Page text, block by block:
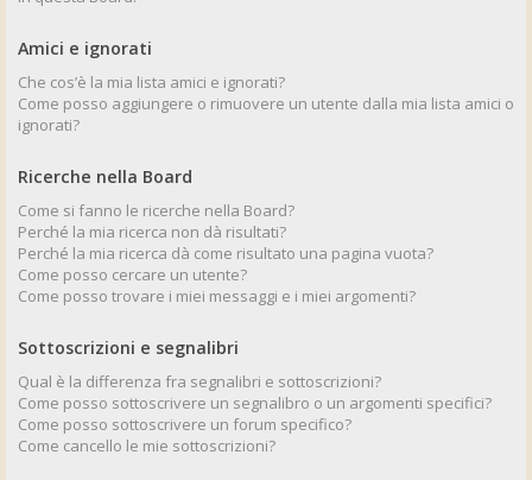
Amici e ignorati
Che cos’è la mia lista amici e ignorati?
Come posso aggiungere o rimuovere un utente dalla mia lista amici o
ignorati?
Ricerche nella Board
Come si fanno le ricerche nella Board?
Perché la mia ricerca non dà risultati?
Perché la mia ricerca dà come risultato una pagina vuota?
Come posso cercare un utente?
Come posso trovare i miei messaggi e i miei argomenti?
Sottoscrizioni e segnalibri
Qual è la differenza fra segnalibri e sottoscrizioni?
Come posso sottoscrivere un segnalibro o un argomenti specifici?
Come posso sottoscrivere un forum specifico?
Come cancello le mie sottoscrizioni?